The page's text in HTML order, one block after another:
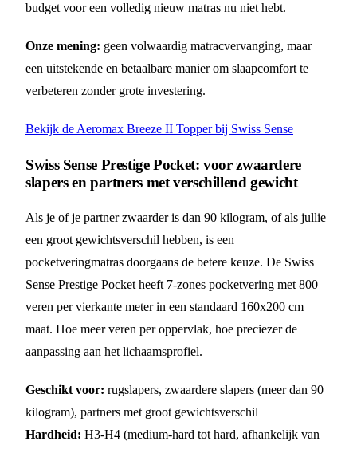
budget voor een volledig nieuw matras nu niet hebt.
Onze mening: geen volwaardig matrасvervanging, maar
een uitstekende en betaalbare manier om slaapcomfort te
verbeteren zonder grote investering.
Bekijk de Aeromax Breeze II Topper bij Swiss Sense
Swiss Sense Prestige Pocket: voor zwaardere
slapers en partners met verschillend gewicht
Als je of je partner zwaarder is dan 90 kilogram, of als jullie
een groot gewichtsverschil hebben, is een
pocketveringmatras doorgaans de betere keuze. De Swiss
Sense Prestige Pocket heeft 7-zones pocketvering met 800
veren per vierkante meter in een standaard 160x200 cm
maat. Hoe meer veren per oppervlak, hoe preciezer de
aanpassing aan het lichaamsprofiel.
Geschikt voor: rugslapers, zwaardere slapers (meer dan 90
kilogram), partners met groot gewichtsverschil
Hardheid: H3-H4 (medium-hard tot hard, afhankelijk van